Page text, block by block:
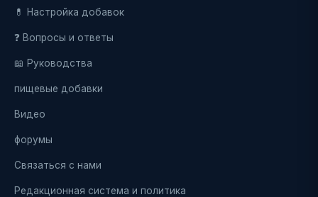
💊 Настройка добавок
❓ Вопросы и ответы
📖 Руководства
пищевые добавки
Видео
форумы
Связаться с нами
Редакционная система и политика